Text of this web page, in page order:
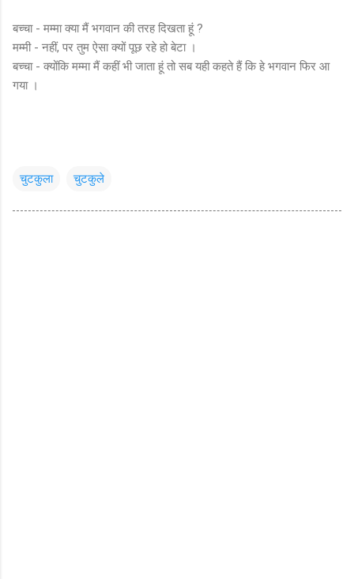
बच्चा - मम्मा क्या मैं भगवान की तरह दिखता हूं ?
मम्मी - नहीं, पर तुम ऐसा क्यों पूछ रहे हो बेटा ।
बच्चा - क्योंकि मम्मा मैं कहीं भी जाता हूं तो सब यही कहते हैं कि हे भगवान फिर आ
गया ।
चुटकुला चुटकुले